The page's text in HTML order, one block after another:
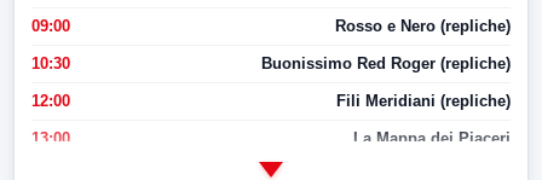
09:00 Rosso e Nero (repliche)
10:30 Buonissimo Red Roger (repliche)
12:00 Fili Meridiani (repliche)
13:00 La Mappa dei Piaceri